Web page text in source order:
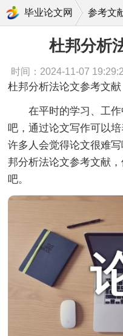
毕业论文网 参考文
杜邦分析
时间：2024-11-07
杜邦分析法论文参考文献
在平时的学习、工作
吧，通过论文写作可以
许多人会觉得论文很难
邦分析法论文参考文献
吧。